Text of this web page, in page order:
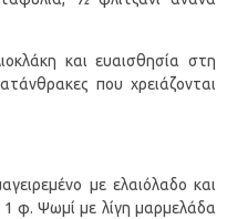
και ευαισθησία στη
που χρειάζονται
με ελαιόλαδο και
1 φ. Ψωμί με λίγη μαρμελάδα